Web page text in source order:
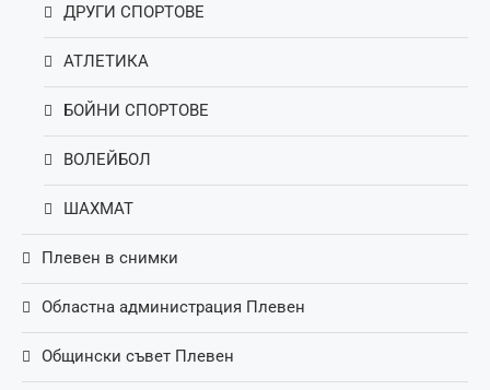
ДРУГИ СПОРТОВЕ
АТЛЕТИКА
БОЙНИ СПОРТОВЕ
ВОЛЕЙБОЛ
ШАХМАТ
Плевен в снимки
Областна администрация Плевен
Общински съвет Плевен